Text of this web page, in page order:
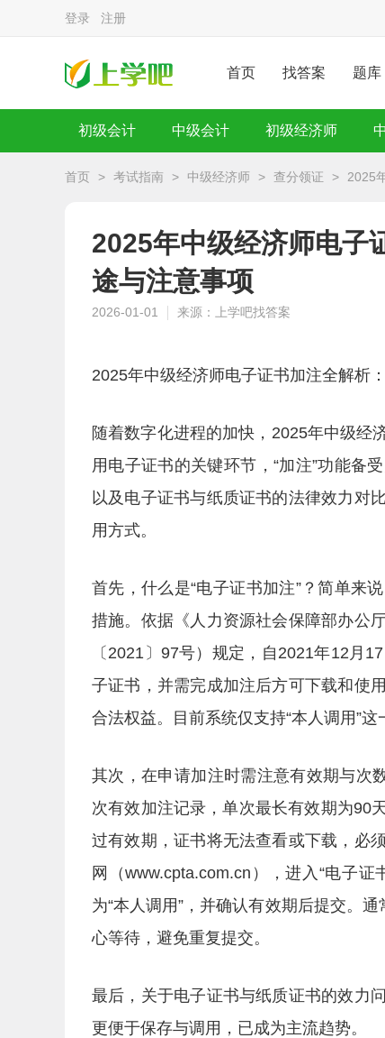
登录 注册
首页 找答案 题库
初级会计 中级会计 初级经济师
首页 > 考试指南 > 中级经济师 > 查分领证 > 2025
2025年中级经济师电
途与注意事项
2026-01-01 来源：上学吧找答案
2025年中级经济师电子证书加注全解析
随着数字化进程的加快，2025年中级经
用电子证书的关键环节，“加注”功能备
以及电子证书与纸质证书的法律效力对
用方式。
首先，什么是“电子证书加注”？简单来
措施。依据《人力资源社会保障部办公
〔2021〕97号）规定，自2021年12月
子证书，并需完成加注后方可下载和使
合法权益。目前系统仅支持“本人调用”
其次，在申请加注时需注意有效期与次
次有效加注记录，单次最长有效期为90
过有效期，证书将无法查看或下载，必
网（www.cpta.com.cn），进入“电子
为“本人调用”，并确认有效期后提交。
心等待，避免重复提交。
最后，关于电子证书与纸质证书的效力
更便于保存与调用，已成为主流趋势。